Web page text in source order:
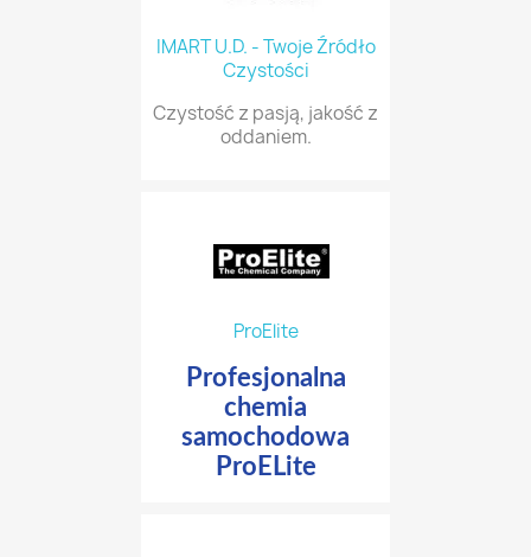
IMART U.D. - Twoje Źródło
Czystości
Czystość z pasją, jakość z
oddaniem.
ProElite
Profesjonalna
chemia
samochodowa
ProELite